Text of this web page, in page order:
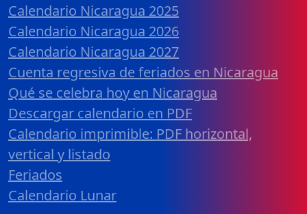
Calendario Nicaragua 2025
Calendario Nicaragua 2026
Calendario Nicaragua 2027
Cuenta regresiva de feriados en Nicaragua
Qué se celebra hoy en Nicaragua
Descargar calendario en PDF
Calendario imprimible: PDF horizontal,
vertical y listado
Feriados
Calendario Lunar